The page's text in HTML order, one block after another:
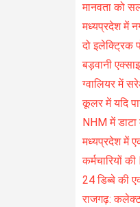
मानवता को
मध्यप्रदेश में
दो इलेक्ट्रिक
बड़वानी
ग्वालियर में
कूलर में यदि
NHM में
मध्यप्रदेश में
कर्मचारियों
24 डिब्बे की
राजगढ़: